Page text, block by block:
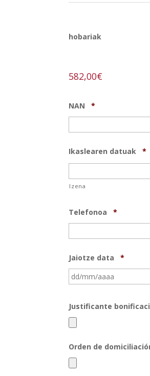
hobariak
582,00€
NAN *
Ikaslearen datuak *
Izena
Telefonoa *
Jaiotze data
*
Justificante
Orden de